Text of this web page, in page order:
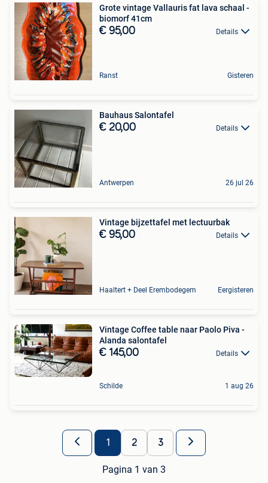
Grote vintage Vallauris fat lava schaal -
biomorf 41cm
€ 95,00 Details
Ranst Gisteren
Bauhaus Salontafel
€ 20,00 Details
Antwerpen 26 jul 26
Vintage bijzettafel met lectuurbak
€ 95,00 Details
Haaltert + Deel Erembodegem Eergisteren
Vintage Coffee table naar Paolo Piva -
Alanda salontafel
€ 145,00 Details
Schilde 1 aug 26
1 2 3
Pagina 1 van 3